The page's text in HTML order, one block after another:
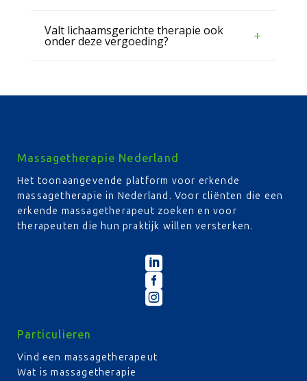
Valt lichaamsgerichte therapie ook
onder deze vergoeding?
Massagetherapie Nederland
Het toonaangevende platform voor erkende
massagetherapie in Nederland. Voor cliënten die een
erkende massagetherapeut zoeken en voor
therapeuten die hun praktijk willen versterken.



Particulieren
Vind een massagetherapeut
Wat is massagetherapie